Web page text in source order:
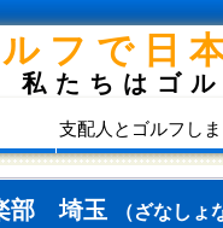
フで日
私たちはゴ
支配人とゴルフし
部 埼玉 （ざなし